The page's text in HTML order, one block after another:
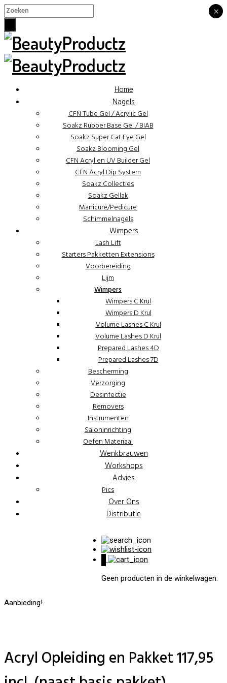
Home
Nagels
CFN Tube Gel / Acrylic Gel
Soakz Rubber Base Gel / BIAB
Soakz Super Cat Eye Gel
Soakz Blooming Gel
CFN Acryl en UV Builder Gel
CFN Acryl Dip System
Soakz Collecties
Soakz Gellak
Manicure/Pedicure
Schimmelnagels
Wimpers
Lash Lift
Starters Pakketten Extensions
Voorbereiding
Lijm
Wimpers
Wimpers C Krul
Wimpers D Krul
Volume Lashes C Krul
Volume Lashes D Krul
Prepared Lashes 4D
Prepared Lashes 7D
Bescherming
Verzorging
Desinfectie
Removers
Instrumenten
Saloninrichting
Oefen Materiaal
Wenkbrauwen
Workshops
Advies
Pics
Over Ons
Distributie
Geen producten in de winkelwagen.
Aanbieding!
Acryl Opleiding en Pakket 117,95
×